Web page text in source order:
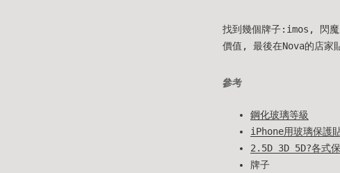
找到幾個牌子:imos, 閃
價值, 最後在Nova的店家
參考
鋼化玻璃等級
iPhone用玻璃保護
2.5D 3D 5D?各式
牌子